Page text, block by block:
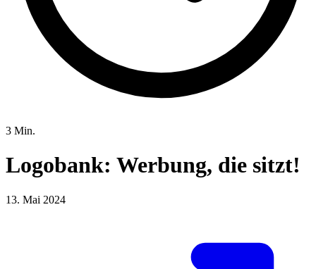
3 Min.
Logobank: Werbung, die sitzt!
13. Mai 2024